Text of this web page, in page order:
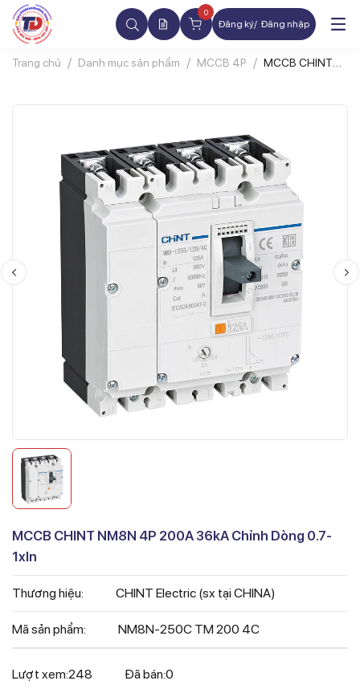
0
Đăng ký Đăng nhập
Trang chủ Danh mục sản phẩm MCCB 4P
MCCB CHINT
MCCB CHINT NM8N 4P 200A 36kA Chỉnh Dòng 0.7-
1xIn
Thương hiệu: CHINT Electric (sx tại CHINA)
Mã sản phẩm: NM8N-250C TM 200 4C
Lượt xem:248 Đã bán:0